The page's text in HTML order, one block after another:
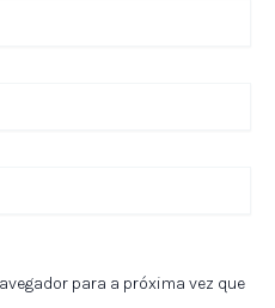
para a próxima vez que